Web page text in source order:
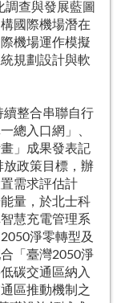
調查與發展藍圖
國際機場潛在
機場運作模擬
規劃設計與軟
續整合串聯自行
總入口網」、
」成果發表記
政策目標，辦
需求評估計
量，於北士科
慧充電管理系
淨零轉型及
「臺灣2050淨
碳交通區納入
區推動機制之